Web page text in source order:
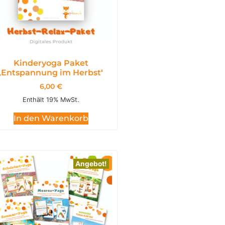
Kinderyoga Paket
im Herbst‘
6,00 €
Enthält 19% MwSt.
In den Warenkorb
Angebot!